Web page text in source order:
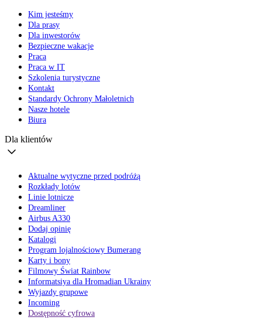
Kim jesteśmy
Dla prasy
Dla inwestorów
Bezpieczne wakacje
Praca
Praca w IT
Szkolenia turystyczne
Kontakt
Standardy Ochrony Małoletnich
Nasze hotele
Biura
Dla klientów
Aktualne wytyczne przed podróżą
Rozkłady lotów
Linie lotnicze
Dreamliner
Airbus A330
Dodaj opinię
Katalogi
Program lojalnościowy Bumerang
Karty i bony
Filmowy Świat Rainbow
Informatsiya dla Hromadian Ukrainy
Wyjazdy grupowe
Incoming
Dostępność cyfrowa